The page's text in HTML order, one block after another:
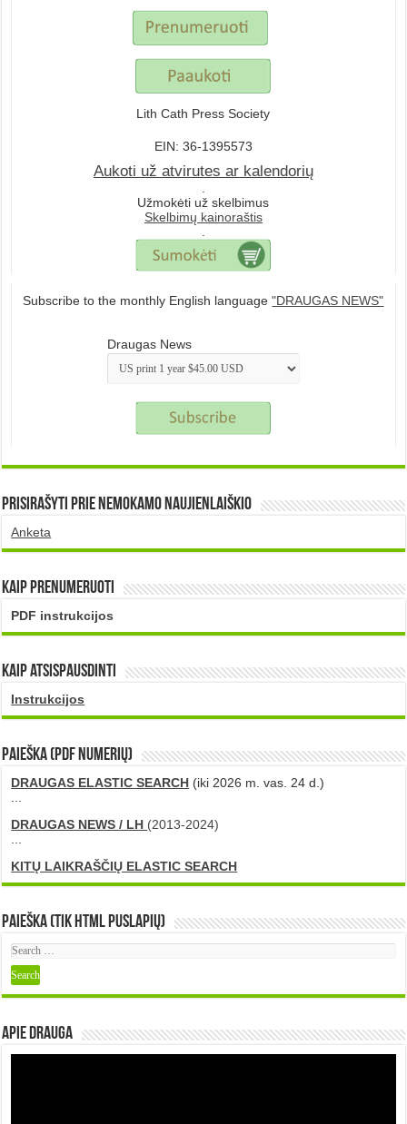
Lith Cath Press Society
EIN: 36-1395573
Aukoti už atvirutes ar kalendorių
Užmokėti už skelbimus
Skelbimų kainoraštis
Subscribe to the monthly English language"DRAUGAS NEWS"
Draugas News
Prisirašyti prie nemokamo naujienlaiškio
Anketa
Kaip prenumeruoti
PDF instrukcijos
Kaip atsispausdinti
Instrukcijos
PAIEŠKA (PDF numerių)
DRAUGAS ELASTIC SEARCH (iki 2026 m. vas. 24 d.)
DRAUGAS NEWS / LH (2013-2024)
KITŲ LAIKRAŠČIŲ ELASTIC SEARCH
Paieška (tik HTML puslapių)
Apie DRAUGA